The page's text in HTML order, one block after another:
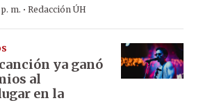
m. · Redacción ÚH
ya ganó
al
en la